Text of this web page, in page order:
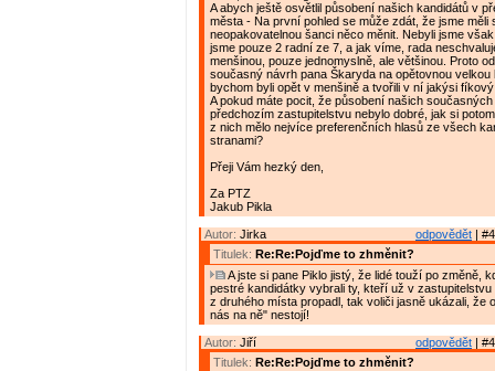
A abych ještě osvětlil působení našich kandidátů v
města - Na první pohled se může zdát, že jsme měli
neopakovatelnou šanci něco měnit. Nebyli jsme
jsme pouze 2 radní ze 7, a jak víme, rada
menšinou, pouze jednomyslně, ale většinou. Proto
současný návrh pana Škaryda na opětovnou velkou
bychom byli opět v menšině a tvořili v ní jakýsi
A pokud máte pocit, že působení našich
předchozím zastupitelstvu nebylo dobré, jak si
z nich mělo nejvíce preferenčních hlasů ze všech
stranami?
Přeji Vám hezký den,
Za PTZ
Jakub Pikla
odpovědět |
Autor: Jirka
Titulek: Re:Re:Pojďme to zhměnit?
A jste si pane Piklo jistý, že lidé touží po změně,
pestré kandidátky vybrali ty, kteří už v zastupitelstvu
z druhého místa propadl, tak voliči jasně ukázali, že
nás na ně" nestojí!
odpovědět |
Autor: Jiří
Titulek: Re:Re:Pojďme to zhměnit?